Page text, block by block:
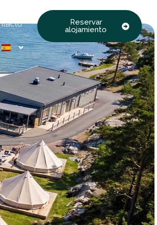
Reservar
alojamiento